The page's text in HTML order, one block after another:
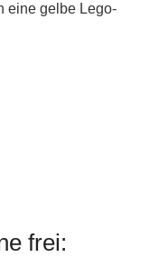
eine gelbe Lego-
frei: